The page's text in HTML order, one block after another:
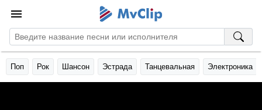
Поп Рок Шансон Эстрада Танцевальная Электроника